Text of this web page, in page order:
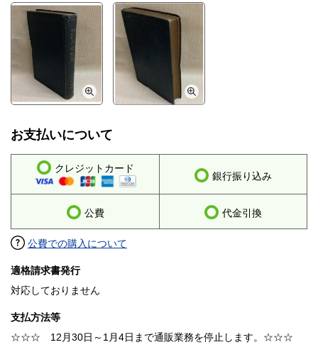
お支払いについて
クレジットカード
銀行振り込み
公費 代金引換
公費での購入について
適格請求書発行
対応しておりません
支払方法等
☆☆☆ 12月30日～1月4日まで通販業務を停止します。☆☆☆